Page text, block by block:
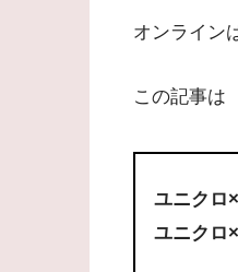
オンライン
この記事は
ユニクロ
ユニクロ